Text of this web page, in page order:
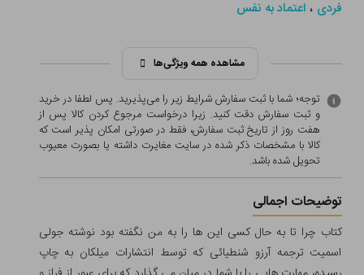
فردی ،اعتماد به نفس
مشاهده همه ویژگی‌ها
توجه؛ شما با ثبت سفارش شرایط زیر را می‌پذیرید. پس لطفا در خرید
و ثبت سفارش دقت کنید. زیرا درخواست مرجوع کردن کالا پس از
هفت روز از تاریخ ثبت سفارش، فقط در صورتی امکان پذیر است که
کالا با مشخصات ذکر شده در سایت مغایرت داشته یا بصورت معيوب
تحویل شده باشد.
توضیحات اجمالی
کتاب چرا تا به حال کسی این ها را به من نگفته بود نوشته جولی
اسمیت ترجمه آرزو شنطیائی که توسط انتشارات میلکان به چاپ